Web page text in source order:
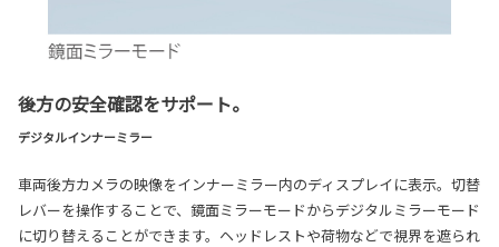
後方の安全確認をサポート。
デジタルインナーミラー
車両後方カメラの映像をインナーミラー内のディスプレイに表示。切替
レバーを操作することで、鏡面ミラーモードからデジタルミラーモード
に切り替えることができます。ヘッドレストや荷物などで視界を遮られ